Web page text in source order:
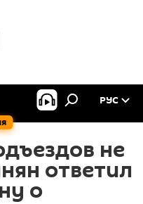
РУС
не
ответил
о